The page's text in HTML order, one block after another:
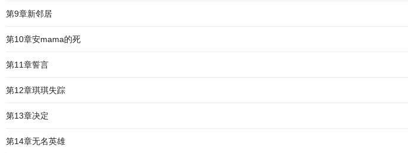
第9章新邻居
第10章安mama的死
第11章誓言
第12章琪琪失踪
第13章决定
第14章无名英雄